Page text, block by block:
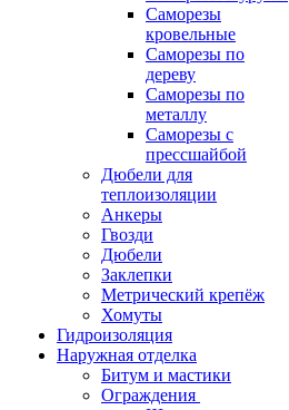
Саморезы
кровельные
Саморезы по
дереву
Саморезы по
металлу
Саморезы с
прессшайбой
Дюбели для
теплоизоляции
Анкеры
Гвозди
Дюбели
Заклепки
Метрический крепёж
Хомуты
Гидроизоляция
Наружная отделка
Битум и мастики
Ограждения